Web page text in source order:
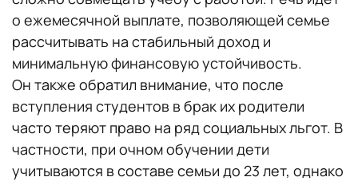
о ежемесячной выплате, позволяющей семье
рассчитывать на стабильный доход и
минимальную финансовую устойчивость.
Он также обратил внимание, что после
вступления студентов в брак их родители
часто теряют право на ряд социальных льгот. В
частности, при очном обучении дети
учитываются в составе семьи до 23 лет, однако